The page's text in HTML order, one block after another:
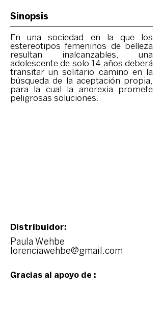
Sinopsis
En una sociedad en la que los
estereotipos femeninos de belleza
resultan inalcanzables, una
adolescente de solo 14 años deberá
transitar un solitario camino en la
búsqueda de la aceptación propia,
para la cual la anorexia promete
peligrosas soluciones.
Distribuidor:
Paula Wehbe
lorenciawehbe@gmail.com
Gracias al apoyo de :